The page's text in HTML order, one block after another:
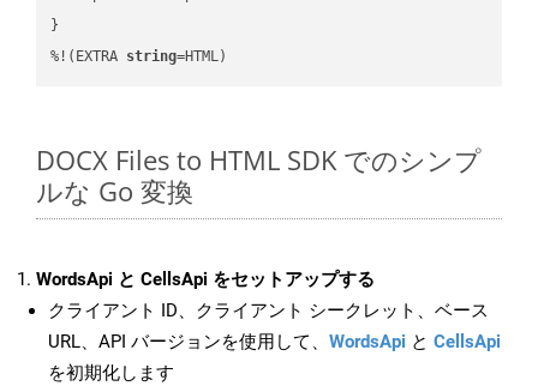
}
%!(EXTRA string=HTML)
DOCX Files to HTML SDK でのシンプ
ルな Go 変換
WordsApi と CellsApi をセットアップする
クライアント ID、クライアント シークレット、ベース
URL、API バージョンを使用して、 WordsApi と CellsApi
を初期化します